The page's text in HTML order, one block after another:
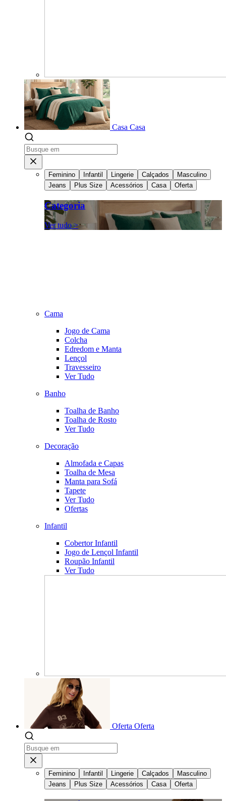
Casa Casa
Feminino Infantil Lingerie Calçados
Masculino
Jeans
Plus Size Acessórios Casa Oferta
Categoria
Ver tudo >
Cama
Jogo de Cama
Colcha
Edredom e Manta
Lençol
Travesseiro
Ver Tudo
Banho
Toalha de Banho
Toalha de Rosto
Ver Tudo
Decoração
Almofada e Capas
Toalha de Mesa
Manta para Sofá
Tapete
Ver Tudo
Ofertas
Infantil
Cobertor Infantil
Jogo de Lençol Infantil
Roupão Infantil
Ver Tudo
Oferta Oferta
Feminino Infantil Lingerie Calçados
Masculino
Jeans
Plus Size Acessórios Casa Oferta